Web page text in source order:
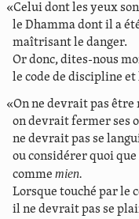
«Celui dont les yeux
le Dhamma dont il a
maîtrisant le danger.
Or donc, dites-nous
le code de discipline
«On ne devrait pas être
on devrait fermer ses
ne devrait pas se
ou considérer quoi que
comme mien.
Lorsque touché par le
il ne devrait pas se